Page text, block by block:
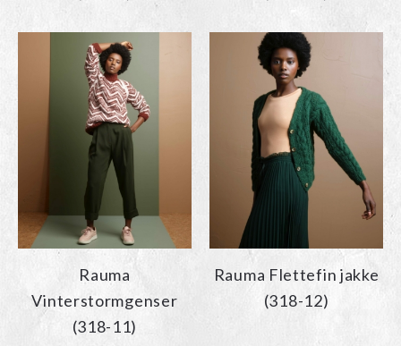
Rauma
Vinterstormgenser
(318-11)
Rauma Flettefin jakke
(318-12)